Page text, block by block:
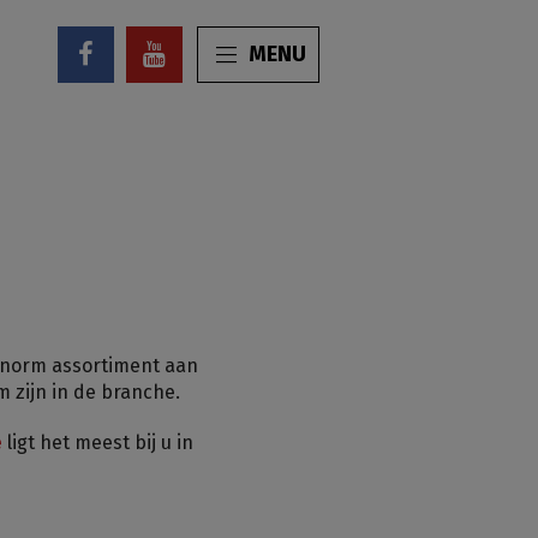
MENU
assortiment aan
zijn in de branche.
ligt het meest bij u in